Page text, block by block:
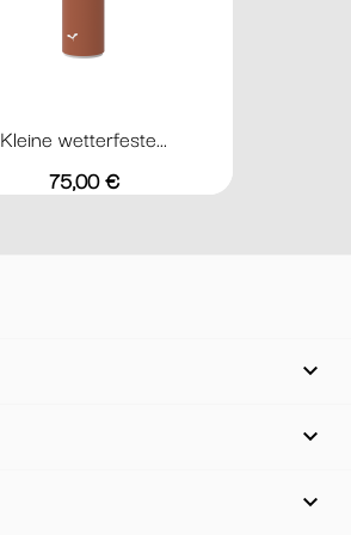
Kleine wetterfeste...
Preis
75,00 €


